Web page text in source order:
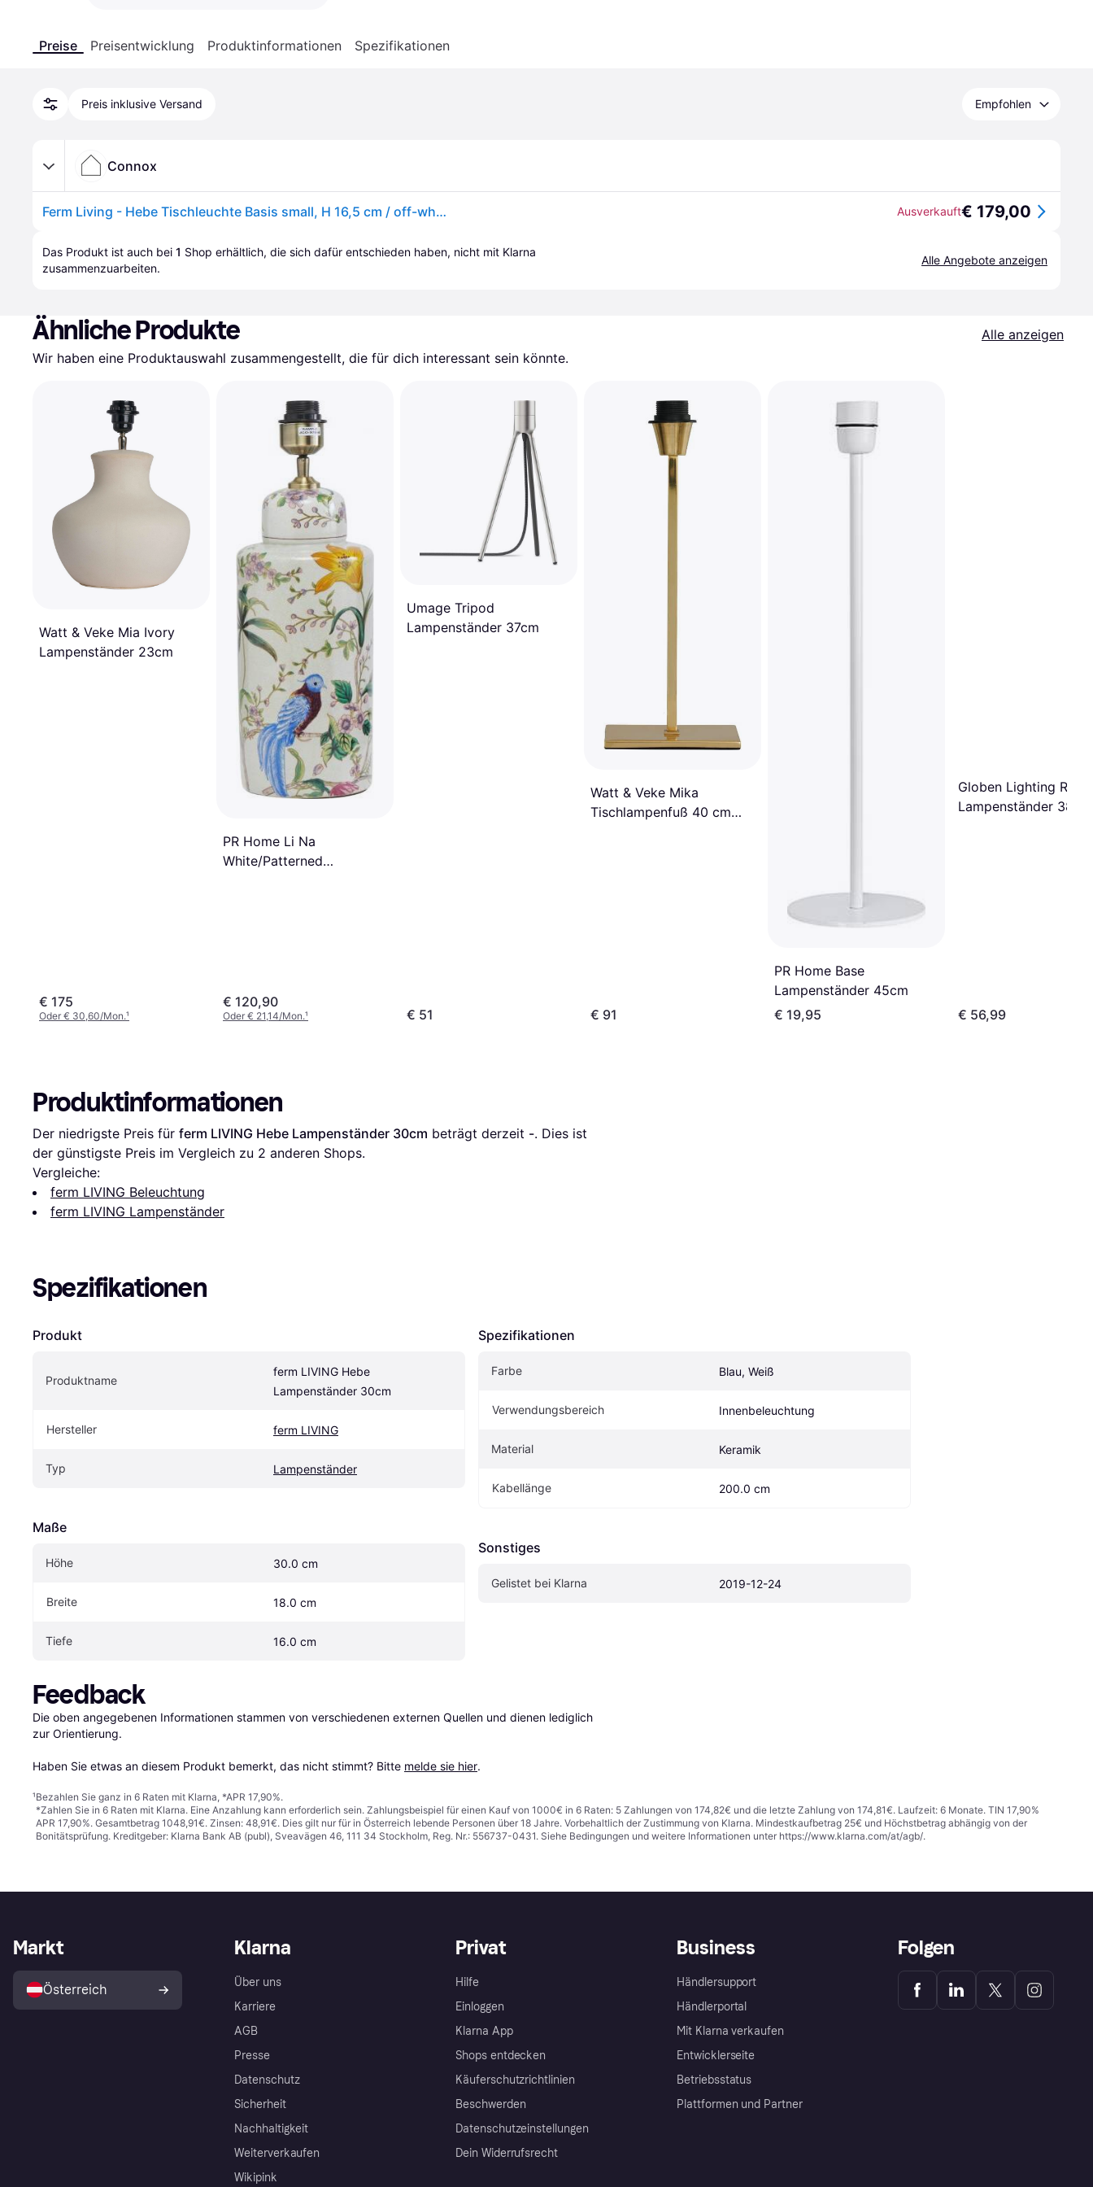
Preise Preisentwicklung Produktinformationen Spezifikationen
Preis inklusive Versand Empfohlen
Connox
Ferm Living - Hebe Tischleuchte Basis small, H 16,5 cm / off-white - Grau Ausverkauft€ 179,00
Das Produkt ist auch bei 1 Shop erhältlich, die sich dafür entschieden haben, nicht mit Klarna
zusammenzuarbeiten.
Alle Angebote anzeigen
Ähnliche Produkte
Alle anzeigen
Wir haben eine Produktauswahl zusammengestellt, die für dich interessant sein könnte.
Watt & Veke Mia Ivory
Lampenständer 23cm
€ 175
Oder € 30,60/Mon.¹
PR Home Li Na
White/Patterned
€ 120,90
Oder € 21,14/Mon.¹
Umage Tripod
Lampenständer 37cm
€ 51
Watt & Veke Mika
Tischlampenfuß 40 cm
€ 91
PR Home Base
Lampenständer 45cm
€ 19,95
Globen Lighting Rhino
Lampenständer 38cm
€ 56,99
Produktinformationen
Der niedrigste Preis für ferm LIVING Hebe Lampenständer 30cm beträgt derzeit -. Dies ist
der günstigste Preis im Vergleich zu 2 anderen Shops.
Vergleiche:
ferm LIVING Beleuchtung
ferm LIVING Lampenständer
Spezifikationen
Produkt
Produktname
ferm LIVING Hebe
Lampenständer 30cm
Hersteller ferm LIVING
Typ Lampenständer
Maße
Höhe 30.0 cm
Breite 18.0 cm
Tiefe 16.0 cm
Spezifikationen
Farbe Blau, Weiß
Verwendungsbereich Innenbeleuchtung
Material Keramik
Kabellänge 200.0 cm
Sonstiges
Gelistet bei Klarna 2019-12-24
Feedback
Die oben angegebenen Informationen stammen von verschiedenen externen Quellen und dienen lediglich
zur Orientierung.
Haben Sie etwas an diesem Produkt bemerkt, das nicht stimmt? Bitte melde sie hier.
¹Bezahlen Sie ganz in 6 Raten mit Klarna, *APR 17,90%.
*Zahlen Sie in 6 Raten mit Klarna. Eine Anzahlung kann erforderlich sein. Zahlungsbeispiel für einen Kauf von 1000€ in 6 Raten: 5 Zahlungen von 174,82€ und die letzte Zahlung von 174,81€. Laufzeit: 6 Monate. TIN 17,90%
APR 17,90%. Gesamtbetrag 1048,91€. Zinsen: 48,91€. Dies gilt nur für in Österreich lebende Personen über 18 Jahre. Vorbehaltlich der Zustimmung von Klarna. Mindestkaufbetrag 25€ und Höchstbetrag abhängig von der
Bonitätsprüfung. Kreditgeber: Klarna Bank AB (publ), Sveavägen 46, 111 34 Stockholm, Reg. Nr.: 556737-0431. Siehe Bedingungen und weitere Informationen unter https://www.klarna.com/at/agb/.
Klarna
Über uns
Karriere
AGB
Presse
Datenschutz
Sicherheit
Nachhaltigkeit
Weiterverkaufen
Wikipink
Privat
Hilfe
Einloggen
Klarna App
Shops entdecken
Käuferschutzrichtlinien
Beschwerden
Datenschutzeinstellungen
Dein Widerrufsrecht
Business
Händlersupport
Händlerportal
Mit Klarna verkaufen
Entwicklerseite
Betriebsstatus
Plattformen und Partner
Markt
Österreich
Folgen